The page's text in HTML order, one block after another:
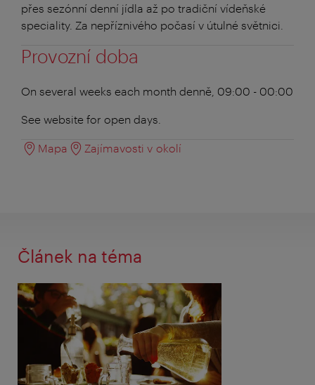
přes sezónní denní jídla až po tradiční vídeňské
speciality. Za nepříznivého počasí v útulné světnici.
Provozní doba
On several weeks each month denně, 09:00 - 00:00
See website for open days.
Mapa Zajímavosti v okolí
Článek na téma